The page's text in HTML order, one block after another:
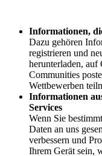
Informationen,
Dazu gehören
registrieren und
herunterladen,
Communities
Wettbewerben
Informationen
Services
Wenn Sie
Daten an uns
verbessern und
Ihrem Gerät sein,